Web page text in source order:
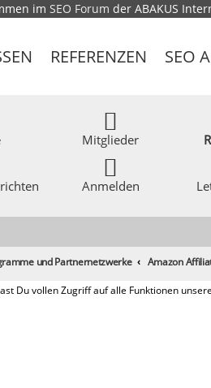
im SEO Forum der ABAKUS
REFERENZEN SEO
Mitglieder
Anmelden
und Partnernetzwerke